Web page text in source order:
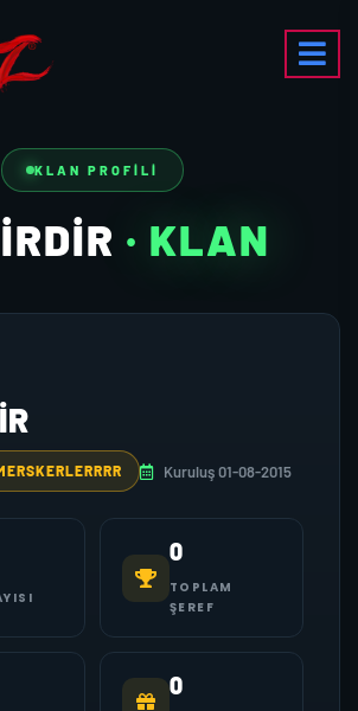
KLAN PROFILI
· KLAN
Kuruluş 01-08-2015
0
TOPLAM
ŞEREF
0